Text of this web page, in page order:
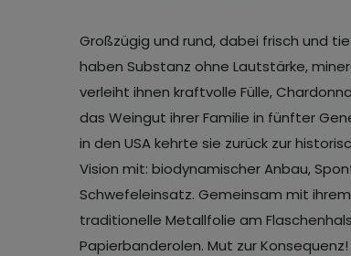
Großzügig und rund, dabei frisch und
haben Substanz ohne Lautstärke,
verleiht ihnen kraftvolle Fülle,
das Weingut ihrer Familie in fünfter
in den USA kehrte sie zurück zur
Vision mit: biodynamischer Anbau,
Schwefeleinsatz. Gemeinsam mit
traditionelle Metallfolie am
Papierbanderolen. Mut zur Konsequenz!